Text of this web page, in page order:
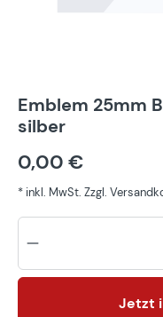
Emblem 25mm
silber
0,00 €
* inkl. MwSt. Zzgl.
Jetzt